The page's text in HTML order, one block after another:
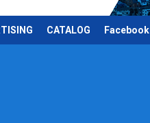
CATALOG Facebook